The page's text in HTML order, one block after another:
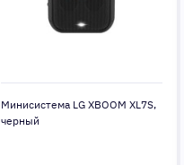
Минисистема LG XBOOM XL7S,
черный